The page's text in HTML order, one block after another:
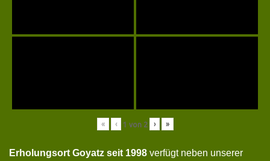
« ‹ 1 von 2 › »
Erholungsort Goyatz seit 1998 verfügt neben unserer